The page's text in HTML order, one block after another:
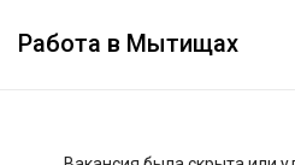
Работа в Мытищах